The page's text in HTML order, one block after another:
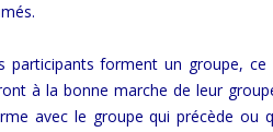
participants forment un groupe,
à la bonne marche de leur
avec le groupe qui précède ou